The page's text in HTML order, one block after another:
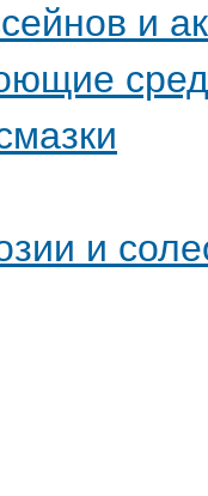
и
и